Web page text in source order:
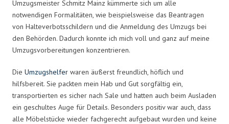
Umzugsmeister Schmitz Mainz kümmerte sich um alle
notwendigen Formalitäten, wie beispielsweise das Beantragen
von Halteverbotsschildern und die Anmeldung des Umzugs bei
den Behörden. Dadurch konnte ich mich voll und ganz auf meine
Umzugsvorbereitungen konzentrieren.
Die Umzugshelfer waren äußerst freundlich, höflich und
hilfsbereit. Sie packten mein Hab und Gut sorgfältig ein,
transportierten es sicher nach Sale und hatten auch beim Ausladen
ein geschultes Auge für Details. Besonders positiv war auch, dass
alle Möbelstücke wieder fachgerecht aufgebaut wurden und keine